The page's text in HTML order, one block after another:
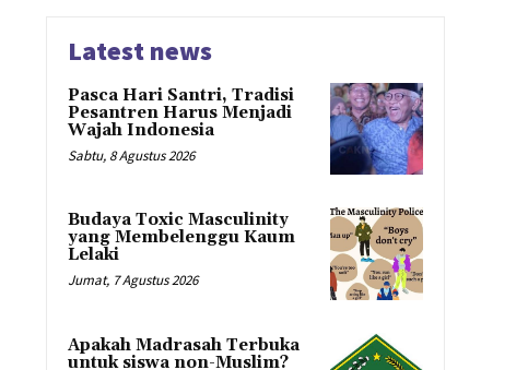
Latest news
Pasca Hari Santri, Tradisi
Pesantren Harus Menjadi
Wajah Indonesia
Sabtu, 8 Agustus 2026
Budaya Toxic Masculinity
yang Membelenggu Kaum
Lelaki
Jumat, 7 Agustus 2026
Apakah Madrasah Terbuka
untuk siswa non-Muslim?